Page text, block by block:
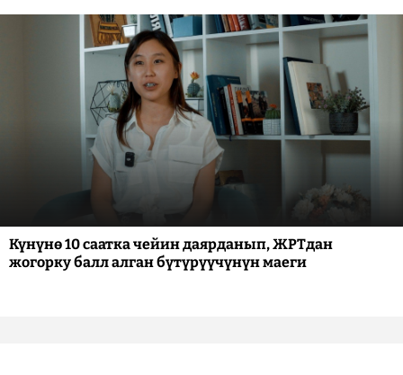
Күнүнө 10 саатка чейин даярданып, ЖРТдан
жогорку балл алган бүтүрүүчүнүн маеги